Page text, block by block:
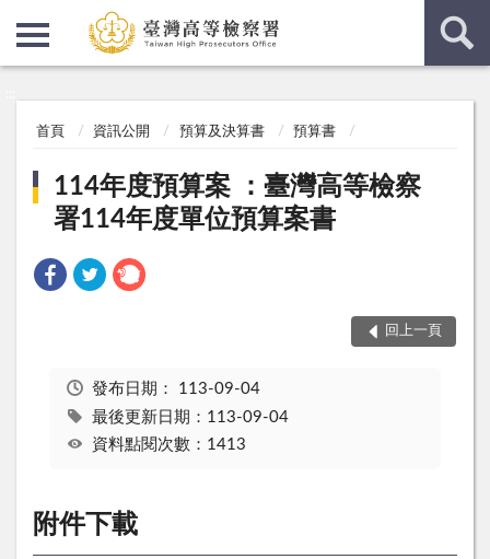
首頁 資訊公開 預算及決算書 預算書
114年度預算案 ：臺灣高等檢察
署114年度單位預算案書
回上一頁
發布日期： 113-09-04
最後更新日期：113-09-04
資料點閱次數：1413
附件下載